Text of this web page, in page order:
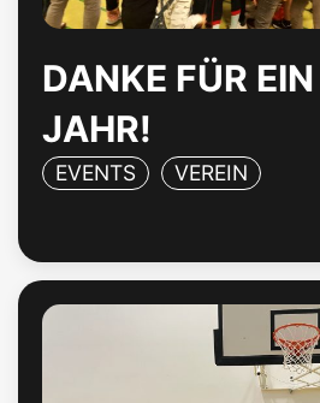
DANKE FÜR
JAHR!
EVENTS VEREIN